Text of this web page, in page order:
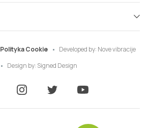
Polityka Cookie Developed by: Nove vibracije
Design by: Signed Design